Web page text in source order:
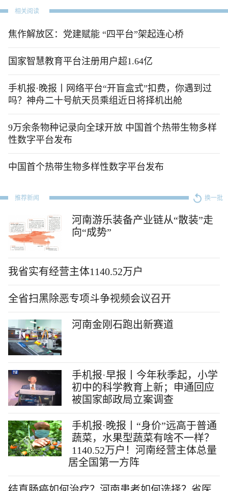
相关阅读
焦作解放区：党建赋能 “四平台”架起连心桥
国家智慧教育平台注册用户超1.64亿
手机报·晚报丨网络平台“开盲盒式”扣费，你遇到过
吗？神舟二十号航天员乘组近日将择机出舱
9万余条物种记录向全球开放 中国首个热带生物多样
性数字平台发布
中国首个热带生物多样性数字平台发布
推荐新闻 换一批
河南游乐装备产业链从“散装”走
向“成势”
我省实有经营主体1140.52万户
全省扫黑除恶专项斗争视频会议召开
河南金刚石跑出新赛道
手机报·早报丨今年秋季起，小学
初中的科学教育上新；申通回应
被国家邮政局立案调查
手机报·晚报丨“身价”远高于普通
蔬菜，水果型蔬菜有啥不一样？
1140.52万户！河南经营主体总量
居全国第一方阵